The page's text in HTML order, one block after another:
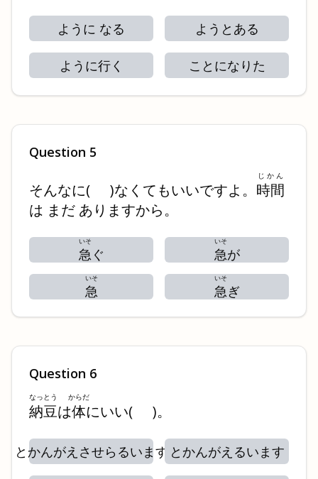
ように なる ようとある
ように行く ことになりた
Question 5
そんなに( )なくてもいいですよ。 時間
じかん
は まだ ありますから。
急
いそ
ぐ 急
いそ
が
急
いそ
急
いそ
ぎ
Question 6
納豆
なっとう
は体
からだ
にいい( )。
とかんがえさせらるいます とかんがえるいます